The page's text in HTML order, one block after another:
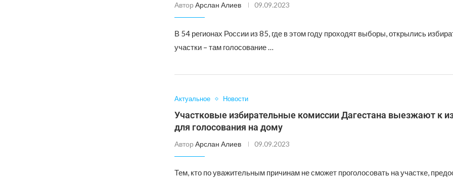
Автор Арслан Алиев 09.09.2023
В 54 регионах России из 85, где в этом году проходят выборы, открылись
участки – там голосование …
Актуальное Новости
Участковые избирательные комиссии Дагестана выезжают к
для голосования на дому
Автор Арслан Алиев 09.09.2023
Тем, кто по уважительным причинам не сможет проголосовать на участке,